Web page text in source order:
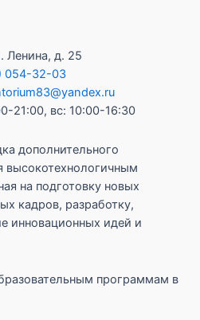
Ленина, д. 25
054-32-03
21:00, вс: 10:00-16:30
дополнительного
высокотехнологичным
на подготовку новых
кадров, разработку,
инновационных идей и
программам в